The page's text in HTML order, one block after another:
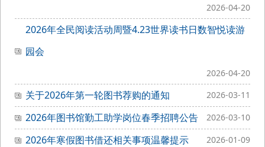
2026-04-20
2026年全民阅读活动周暨4.23世界读书日数智悦读游
园会
2026-04-20
关于2026年第一轮图书荐购的通知 2026-03-11
2026年图书馆勤工助学岗位春季招聘公告 2026-03-10
2026年寒假图书借还相关事项温馨提示 2026-01-09